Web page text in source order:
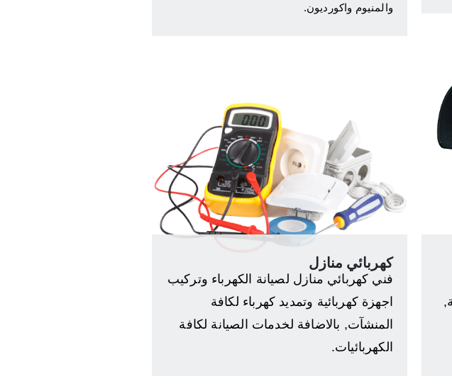
والمنيوم واكورديون.
كهربائي منازل
فني كهربائي منازل لصيانة الكهرباء وتركيب
اجهزة كهربائية وتمديد كهرباء لكافة
المنشآت, بالاضافة لخدمات الصيانة لكافة
الكهربائيات.